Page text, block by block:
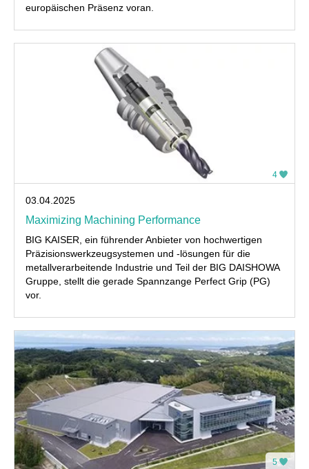
europäischen Präsenz voran.
4
03.04.2025
Maximizing Machining Performance
BIG KAISER, ein führender Anbieter von hochwertigen
Präzisionswerkzeugsystemen und -lösungen für die
metallverarbeitende Industrie und Teil der BIG DAISHOWA
Gruppe, stellt die gerade Spannzange Perfect Grip (PG)
vor.
5